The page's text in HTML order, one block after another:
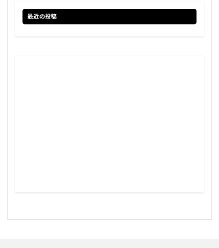
最近の投稿